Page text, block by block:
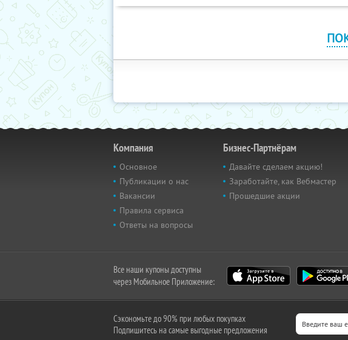
Компания
Основное
Публикации о нас
Вакансии
Правила сервиса
Ответы на вопросы
Бизнес-Партнёрам
Давайте сделаем акцию!
Заработайте, как Вебмастер
Прошедшие акции
Все наши купоны доступны
через Мобильное Приложение:
Сэкономьте до 90% при любых покупках
Подпишитесь на самые выгодные предложения